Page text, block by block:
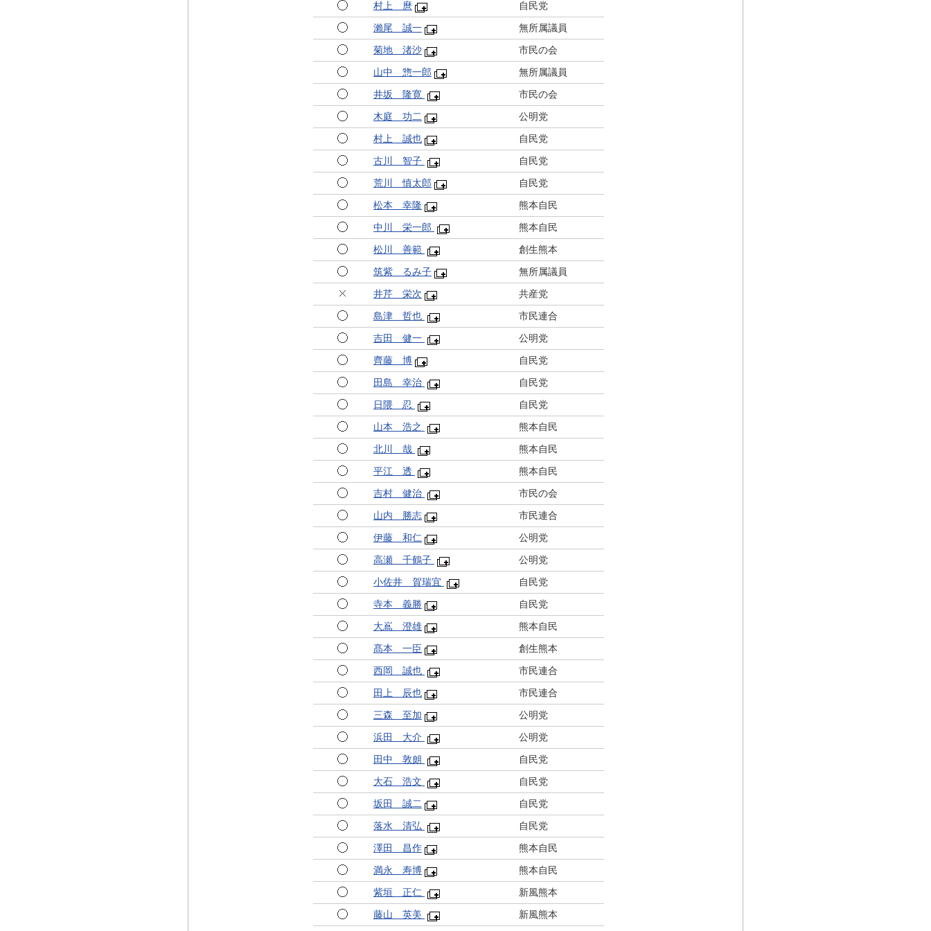
村上 麿 自民党
瀨尾 誠一 無所属議員
菊地 渚沙 市民の会
山中 惣一郎 無所属議員
井坂 隆寛 市民の会
木庭 功二 公明党
村上 誠也 自民党
古川 智子 自民党
荒川 慎太郎 自民党
松本 幸隆 熊本自民
中川 栄一郎 熊本自民
松川 善範 創生熊本
筑紫 るみ子 無所属議員
井芹 栄次 共産党
島津 哲也 市民連合
吉田 健一 公明党
齊藤 博 自民党
田島 幸治 自民党
日隈 忍 自民党
山本 浩之 熊本自民
北川 哉 熊本自民
平江 透 熊本自民
吉村 健治 市民の会
山内 勝志 市民連合
伊藤 和仁 公明党
高瀬 千鶴子 公明党
小佐井 賀瑞宜 自民党
寺本 義勝 自民党
大嶌 澄雄 熊本自民
髙本 一臣 創生熊本
西岡 誠也 市民連合
田上 辰也 市民連合
三森 至加 公明党
浜田 大介 公明党
田中 敦朗 自民党
大石 浩文 自民党
坂田 誠二 自民党
落水 清弘 自民党
澤田 昌作 熊本自民
満永 寿博 熊本自民
紫垣 正仁 新風熊本
藤山 英美 新風熊本